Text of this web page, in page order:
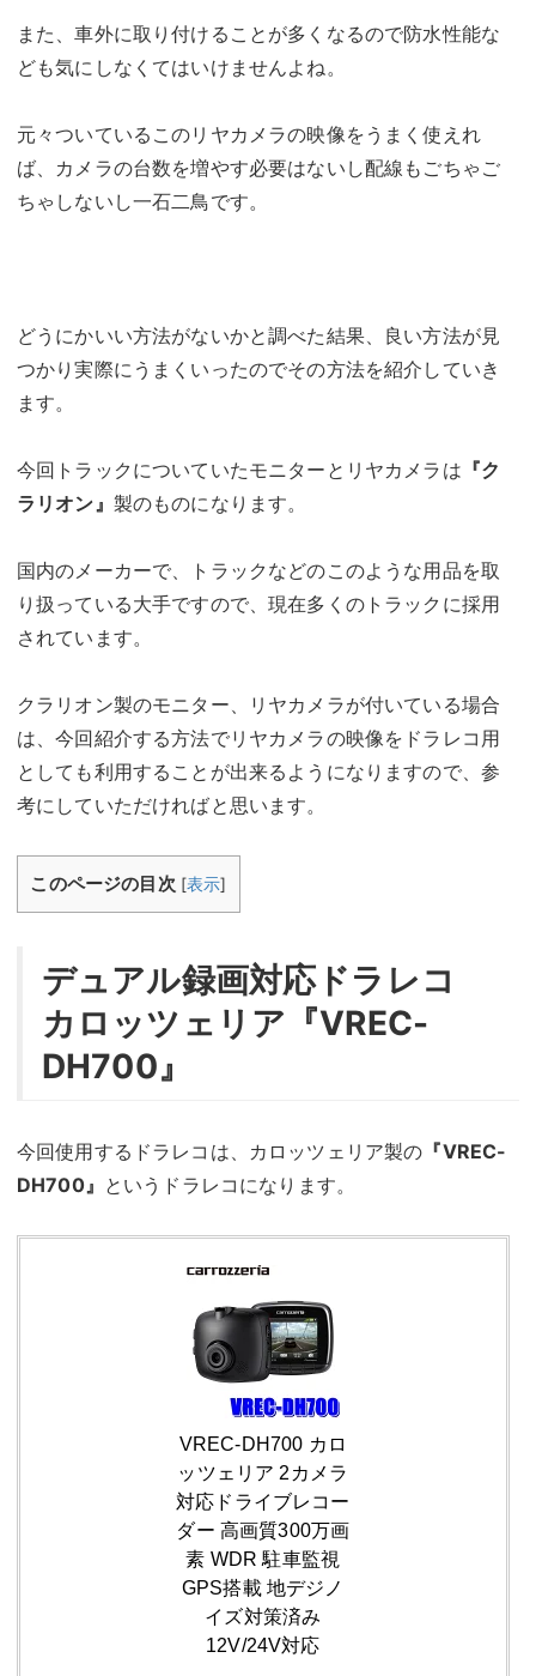
また、車外に取り付けることが多くなるので防水性能な
ども気にしなくてはいけませんよね。
元々ついているこのリヤカメラの映像をうまく使えれ
ば、カメラの台数を増やす必要はないし配線もごちゃご
ちゃしないし一石二鳥です。
どうにかいい方法がないかと調べた結果、良い方法が見
つかり実際にうまくいったのでその方法を紹介していき
ます。
今回トラックについていたモニターとリヤカメラは 『ク
ラリオン』 製のものになります。
国内のメーカーで、トラックなどのこのような用品を取
り扱っている大手ですので、現在多くのトラックに採用
されています。
クラリオン製のモニター、リヤカメラが付いている場合
は、今回紹介する方法でリヤカメラの映像をドラレコ用
としても利用することが出来るようになりますので、参
考にしていただければと思います。
このページの目次 [表示]
デュアル録画対応ドラレコ
カロッツェリア『VREC-
DH700』
今回使用するドラレコは、カロッツェリア製の 『VREC-
DH700』 というドラレコになります。
VREC-DH700 カロ
ッツェリア 2カメラ
対応ドライブレコー
ダー 高画質300万画
素 WDR 駐車監視
GPS搭載 地デジノ
イズ対策済み
12V/24V対応